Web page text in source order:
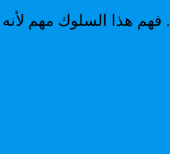
فهم هذا السلوك مهم